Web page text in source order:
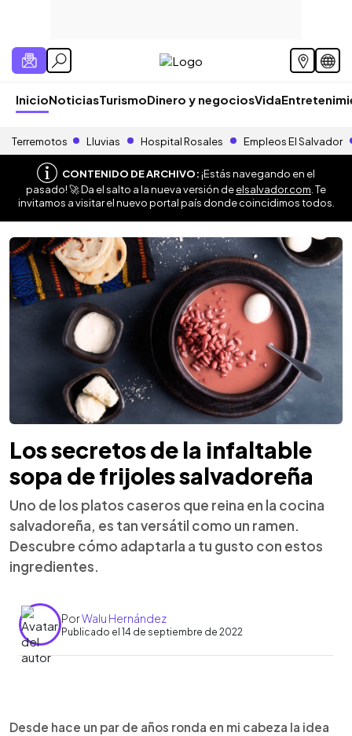
InicioNoticiasTurismoDinero y negociosVida
Terremotos Lluvias Hospital Rosales Empleos El Salvador
CONTENIDO DE ARCHIVO:¡Estás navegando en el
pasado! 🚀 Da el salto a la nueva versión deelsalvador.com . Te
invitamos a visitar el nuevo portal país donde coincidimos todos.
Los secretos de la infaltable
sopa de frijoles salvadoreña
Uno de los platos caseros que reina en la cocina
salvadoreña, es tan versátil como un ramen.
Descubre cómo adaptarla a tu gusto con estos
ingredientes.
PorWalu Hernández
Publicado el 14 de septiembre de 2022
► Escuchar artículo
Desde hace un par de años ronda en mi cabeza la idea